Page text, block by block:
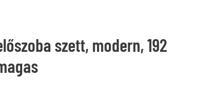
szett, modern, 192